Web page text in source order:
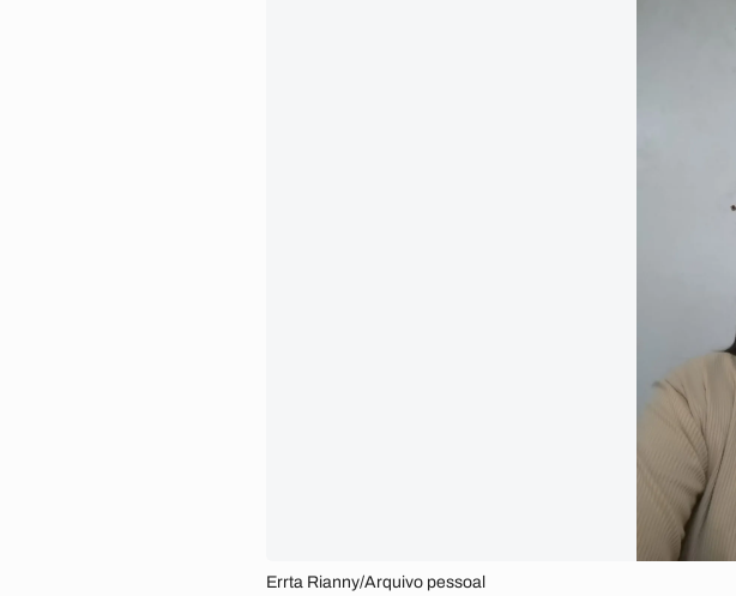
Errta Rianny/Arquivo pessoal